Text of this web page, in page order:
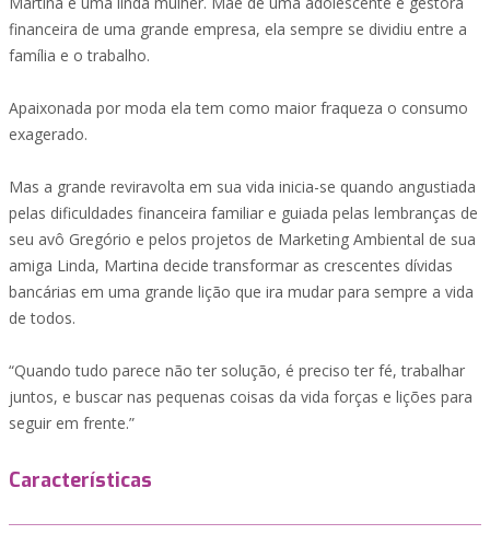
financeira de uma grande empresa, ela sempre se dividiu entre a
família e o trabalho.
Apaixonada por moda ela tem como maior fraqueza o consumo
exagerado.
Mas a grande reviravolta em sua vida inicia-se quando angustiada
pelas dificuldades financeira familiar e guiada pelas lembranças de
seu avô Gregório e pelos projetos de Marketing Ambiental de sua
amiga Linda, Martina decide transformar as crescentes dívidas
bancárias em uma grande lição que ira mudar para sempre a vida
de todos.
“Quando tudo parece não ter solução, é preciso ter fé, trabalhar
juntos, e buscar nas pequenas coisas da vida forças e lições para
seguir em frente.”
Características